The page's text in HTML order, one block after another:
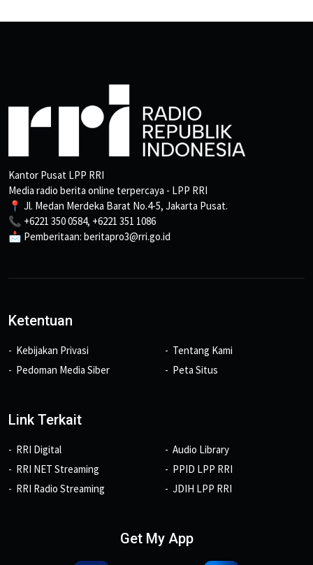
Kantor Pusat LPP RRI
Media radio berita online terpercaya - LPP RRI
📍 Jl. Medan Merdeka Barat No.4-5, Jakarta Pusat.
📞 +6221 350 0584, +6221 351 1086
📩 Pemberitaan: beritapro3@rri.go.id
Ketentuan
Kebijakan Privasi
Pedoman Media Siber
Tentang Kami
Peta Situs
Link Terkait
RRI Digital
RRI NET Streaming
RRI Radio Streaming
Audio Library
PPID LPP RRI
JDIH LPP RRI
Get My App